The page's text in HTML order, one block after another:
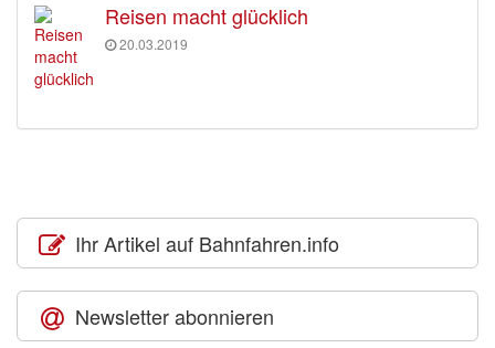
Reisen macht glücklich
20.03.2019
Ihr Artikel auf Bahnfahren.info
Newsletter abonnieren